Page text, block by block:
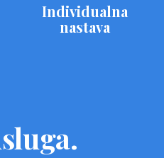
Individualna
nastava